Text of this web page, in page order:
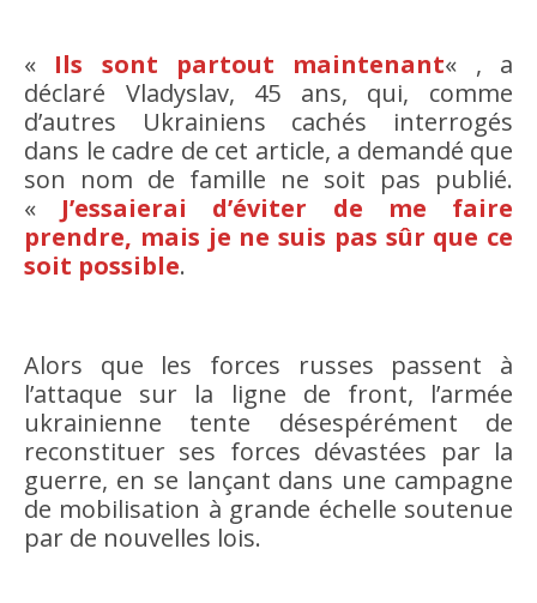
« Ils sont partout maintenant« , a
déclaré Vladyslav, 45 ans, qui, comme
d’autres Ukrainiens cachés interrogés
dans le cadre de cet article, a demandé que
son nom de famille ne soit pas publié.
« J’essaierai d’éviter de me faire
prendre, mais je ne suis pas sûr que ce
soit possible.
Alors que les forces russes passent à
l’attaque sur la ligne de front, l’armée
ukrainienne tente désespérément de
reconstituer ses forces dévastées par la
guerre, en se lançant dans une campagne
de mobilisation à grande échelle soutenue
par de nouvelles lois.